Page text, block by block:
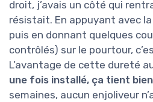
droit, j’avais un côté qui
résistait. En appuyant avec
puis en donnant quelques
contrôlés) sur le pourtour,
L’avantage de cette dureté
une fois installé, ça tient bien
semaines, aucun enjoliveur